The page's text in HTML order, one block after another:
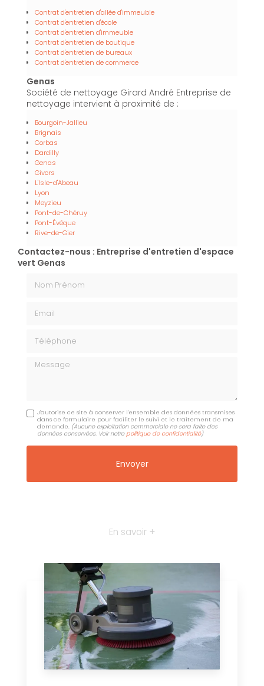
Contrat d'entretien d'allée d'immeuble
Contrat d'entretien d'école
Contrat d'entretien d'immeuble
Contrat d'entretien de boutique
Contrat d'entretien de bureaux
Contrat d'entretien de commerce
Genas
Société de nettoyage Girard André Entreprise de
nettoyage intervient à proximité de :
Bourgoin-Jallieu
Brignais
Corbas
Dardilly
Genas
Givors
L'Isle-d'Abeau
Lyon
Meyzieu
Pont-de-Chéruy
Pont-Évêque
Rive-de-Gier
Contactez-nous : Entreprise d'entretien d'espace
vert Genas
Message
J'autorise ce site à conserver l'ensemble des données transmises
dans ce formulaire pour faciliter le suivi et le traitement de ma
demande. (Aucune exploitation commerciale ne sera faite des
données conservées. Voir notre politique de confidentialité)
En savoir +